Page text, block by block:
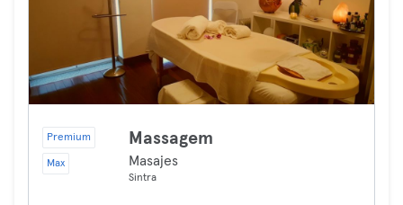
Premium
Max
Massagem
Masajes
Sintra